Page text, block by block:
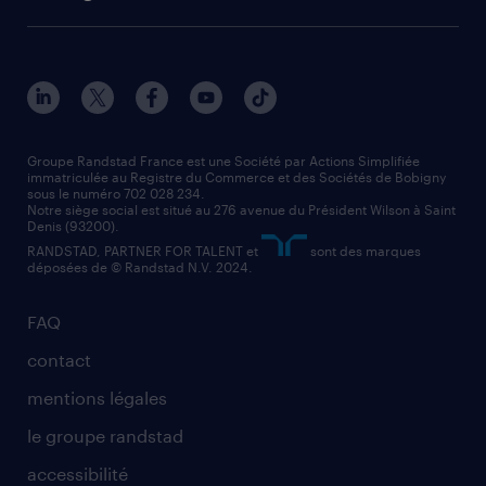
manutentionnaire
assistant administratif
comptable
solutions opérationnelles
contact entreprise
faq intérim / recrutement
nos agences par ville
nos agences par région
nos cabinets de recrutement
FAQ
contact
mentions légales
le groupe randstad
accessibilité
Groupe Randstad France est une Société par Actions Simplifiée
immatriculée au Registre du Commerce et des Sociétés de Bobigny
sous le numéro 702 028 234.
Notre siège social est situé au 276 avenue du Président Wilson à Saint
Denis (93200).
RANDSTAD, PARTNER FOR TALENT et
sont des marques
déposées de © Randstad N.V. 2024.